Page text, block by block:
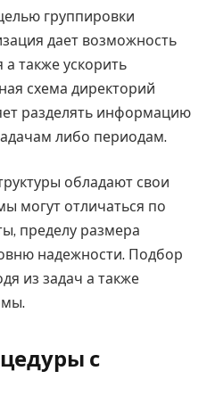
группировки
дает возможность
а также ускорить
схема директорий
разделять информацию
либо периодам.
обладают свои
могут отличаться по
пределу размера
надежности. Подбор
из задач а также
с